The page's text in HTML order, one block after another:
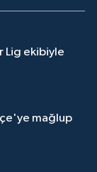
Lig ekibiyle
mağlup